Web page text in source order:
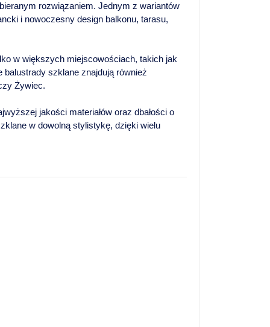
rozwiązaniem. Jednym z wariantów
i nowoczesny design balkonu, tarasu,
w większych miejscowościach, takich jak
balustrady szklane znajdują również
Żywiec.
jakości materiałów oraz dbałości o
w dowolną stylistykę, dzięki wielu